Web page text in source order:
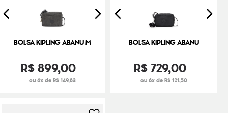
BOLSA KIPLING ABANU M
R$899,00
ou 6x de R$ 149,83
BOLSA KIPLING ABANU
R$ 729,00
ou 6x de R$ 121,50